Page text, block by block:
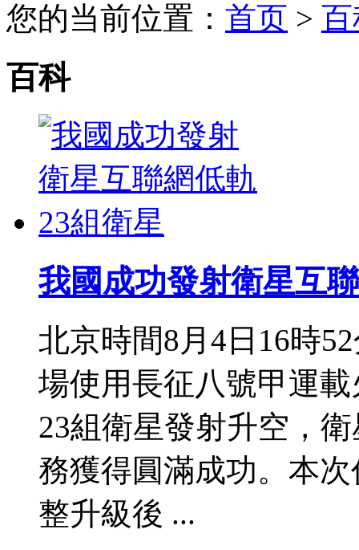
您的当前位置： 首页 >
百科
我國成功發射衛星互
北京時間8月4日16時
場使用長征八號甲運
23組衛星發射升空，
務獲得圓滿成功。本
整升級後 ...